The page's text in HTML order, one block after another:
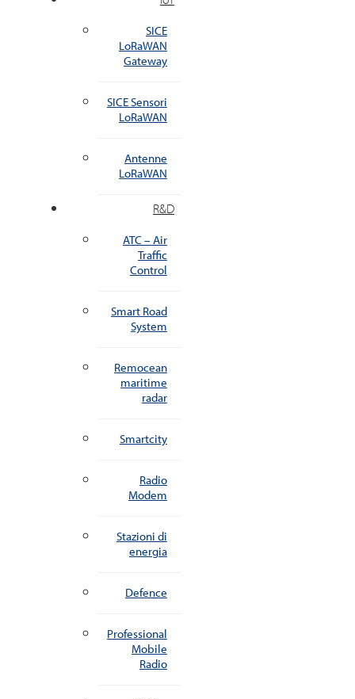
SICE
LoRaWAN
Gateway
SICE Sensori
LoRaWAN
Antenne
LoRaWAN
R&D
ATC – Air
Traffic
Control
Smart Road
System
Remocean
maritime
radar
Smartcity
Radio
Modem
Stazioni di
energia
Defence
Professional
Mobile
Radio